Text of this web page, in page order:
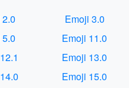
Emoji 3.0
Emoji 11.0
Emoji 13.0
Emoji 15.0